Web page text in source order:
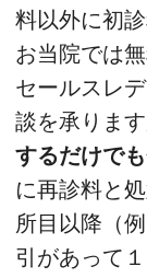
料以外に初
お当院では
セールスレ
談を承りま
するだけで
に再診料と
所目以降（
引があって